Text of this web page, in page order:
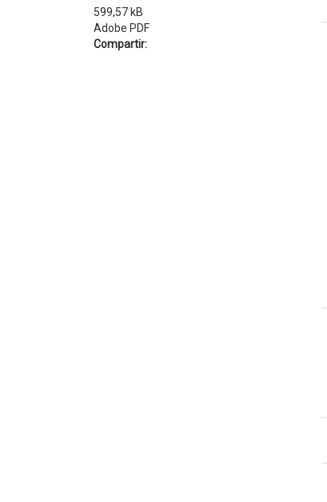
599,57 kB
Adobe PDF
Compartir: